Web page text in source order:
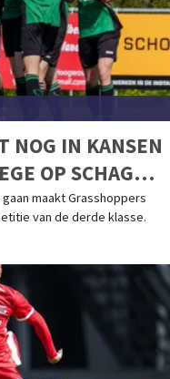
NOG IN KANSEN
OP SCHAGEN
maakt Grasshoppers
van de derde klasse.